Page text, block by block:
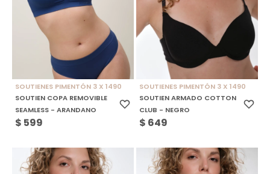
SOUTIENES PIMENTÓN 3 X 1490
SOUTIEN COPA REMOVIBLE
SEAMLESS - ARANDANO
$ 599
SOUTIENES PIMENTÓN 3 X 1490
SOUTIEN ARMADO COTTON
CLUB - NEGRO
$ 649